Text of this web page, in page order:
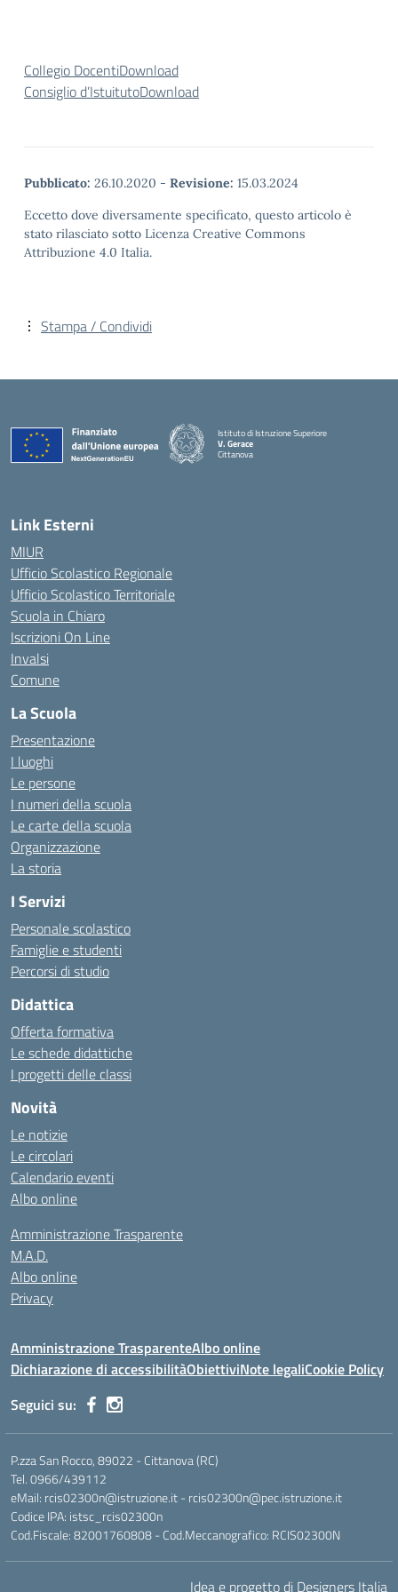
Collegio DocentiDownload
Consiglio d’IstuitutoDownload
Pubblicato: 26.10.2020 - Revisione: 15.03.2024
Eccetto dove diversamente specificato, questo articolo è
stato rilasciato sotto Licenza Creative Commons
Attribuzione 4.0 Italia.
Stampa / Condividi
Istituto di Istruzione Superiore
V. Gerace
Cittanova
Link Esterni
MIUR
Ufficio Scolastico Regionale
Ufficio Scolastico Territoriale
Scuola in Chiaro
Iscrizioni On Line
Invalsi
Comune
La Scuola
Presentazione
I luoghi
Le persone
I numeri della scuola
Le carte della scuola
Organizzazione
La storia
I Servizi
Personale scolastico
Famiglie e studenti
Percorsi di studio
Didattica
Offerta formativa
Le schede didattiche
I progetti delle classi
Novità
Le notizie
Le circolari
Calendario eventi
Albo online
Amministrazione Trasparente
M.A.D.
Albo online
Privacy
Amministrazione TrasparenteAlbo online
Dichiarazione di accessibilitàObiettiviNote legaliCookie Policy
Seguici su:
P.zza San Rocco, 89022 - Cittanova (RC)
Tel. 0966/439112
eMail: rcis02300n@istruzione.it - rcis02300n@pec.istruzione.it
Codice IPA: istsc_rcis02300n
Cod.Fiscale: 82001760808 - Cod.Meccanografico: RCIS02300N
Idea e progetto di Designers Italia